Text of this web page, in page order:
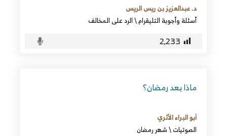
د. عبدالعزيز بن ريس الريس
أسئلة وأجوبة التليقرام\الرد على المخالف
2٬233
ماذا بعد رمضان؟
أبو البراء الأثري
الصوتيات\شهر رمضان